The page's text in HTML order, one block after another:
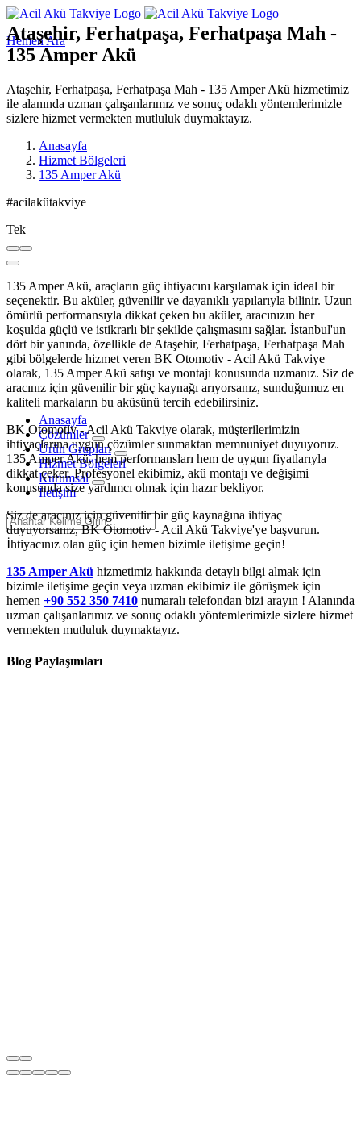
Hemen Ara
Anasayfa
Çözümler
Ürün Grupları
Hizmet Bölgeleri
Kurumsal
İletişim
Ataşehir, Ferhatpaşa, Ferhatpaşa Mah -
135 Amper Akü
Ataşehir, Ferhatpaşa, Ferhatpaşa Mah - 135 Amper Akü hizmetimiz
ile alanında uzman çalışanlarımız ve sonuç odaklı yöntemlerimizle
sizlere hizmet vermekten mutluluk duymaktayız.
Anasayfa
Hizmet Bölgeleri
135 Amper Akü
#acilakütakviye
Teknoloji ve İnovasyon
135 Amper Akü, araçların güç ihtiyacını karşılamak için ideal bir
seçenektir. Bu aküler, güvenilir ve dayanıklı yapılarıyla bilinir. Uzun
ömürlü performansıyla dikkat çeken bu aküler, aracınızın her
koşulda güçlü ve istikrarlı bir şekilde çalışmasını sağlar. İstanbul'un
dört bir yanında, özellikle de Ataşehir, Ferhatpaşa, Ferhatpaşa Mah
gibi bölgelerde hizmet veren BK Otomotiv - Acil Akü Takviye
olarak, 135 Amper Akü satışı ve montajı konusunda uzmanız. Siz de
aracınız için güvenilir bir güç kaynağı arıyorsanız, sunduğumuz en
kaliteli markaların bu aküsünü tercih edebilirsiniz.
BK Otomotiv - Acil Akü Takviye olarak, müşterilerimizin
ihtiyaçlarına uygun çözümler sunmaktan memnuniyet duyuyoruz.
135 Amper Akü, hem performansları hem de uygun fiyatlarıyla
dikkat çeker. Profesyonel ekibimiz, akü montajı ve değişimi
konusunda size yardımcı olmak için hazır bekliyor.
Siz de aracınız için güvenilir bir güç kaynağına ihtiyaç
duyuyorsanız, BK Otomotiv - Acil Akü Takviye'ye başvurun.
İhtiyacınız olan güç için hemen bizimle iletişime geçin!
135 Amper Akü hizmetimiz hakkında detaylı bilgi almak için
bizimle iletişime geçin veya uzman ekibimiz ile görüşmek için
hemen +90 552 350 7410 numaralı telefondan bizi arayın ! Alanında
uzman çalışanlarımız ve sonuç odaklı yöntemlerimizle sizlere hizmet
vermekten mutluluk duymaktayız.
Blog Paylaşımları